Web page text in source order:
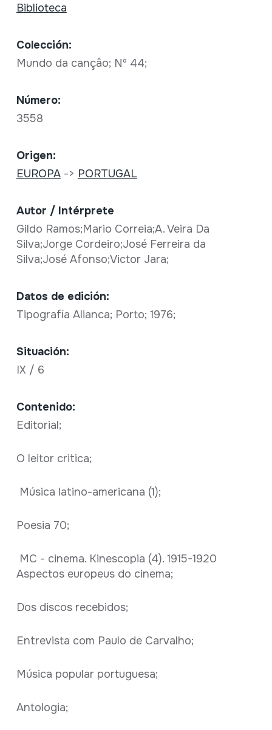
Biblioteca
Colección:
Mundo da cançâo; Nº 44;
Número:
3558
Origen:
EUROPA-> PORTUGAL
Autor / Intérprete
Gildo Ramos;Mario Correia;A. Veira Da
Silva;Jorge Cordeiro;José Ferreira da
Silva;José Afonso;Victor Jara;
Datos de edición:
Tipografía Alianca; Porto; 1976;
Situación:
IX / 6
Contenido:
Editorial;
O leitor critica;
Música latino-americana (1);
Poesia 70;
MC - cinema. Kinescopia (4). 1915-1920
Aspectos europeus do cinema;
Dos discos recebidos;
Entrevista com Paulo de Carvalho;
Música popular portuguesa;
Antologia;